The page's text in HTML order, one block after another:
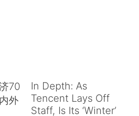
70
外
In Depth: As
Tencent Lays Off
Staff, Is Its ‘Winter’